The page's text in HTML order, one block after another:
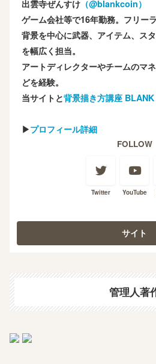
出雲寺ぜんすけ （‎@blankcoin）
ゲーム会社等で16年勤務。フリー
背景を中心に武器、アイテム、ス
を幅広く担当。
アートディレクターやチームのマ
どを経験。
当サイトと背景描き方講座
▶プロフィール詳細
FOLLOW
Twitter YouTube
管理人著